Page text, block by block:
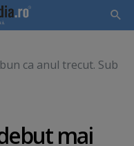
ca anul trecut. Sub
mai